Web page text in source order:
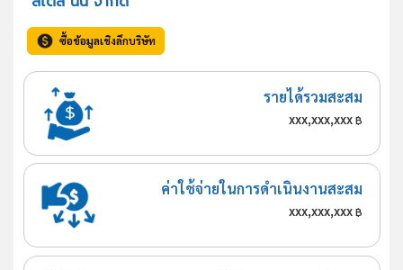
ซื้อข้อมูลเชิงลึกบริษัท
รายได้รวมสะสม
xxx,xxx,xxx฿
ค่าใช้จ่ายในการดำเนินงานสะสม
xxx,xxx,xxx฿